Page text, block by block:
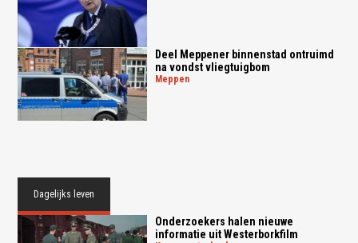
Deel Meppener binnenstad ontruimd
na vondst vliegtuigbom
meppen
Dagelijks leven
Onderzoekers halen nieuwe
informatie uit Westerborkfilm